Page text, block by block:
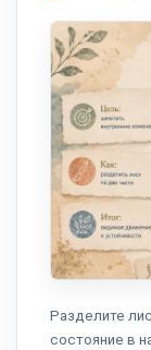
Разделите
состояние в